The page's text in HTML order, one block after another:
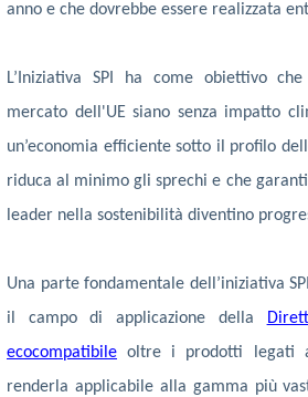
anno e che dovrebbe essere realizzata
L’Iniziativa SPI ha come obiettivo
mercato dell'UE siano senza impatto
un’economia efficiente sotto il profilo
riduca al minimo gli sprechi e che
leader nella sostenibilità diventino
Una parte fondamentale dell’iniziativa
il campo di applicazione della
ecocompatibile oltre i prodotti legati
renderla applicabile alla gamma più